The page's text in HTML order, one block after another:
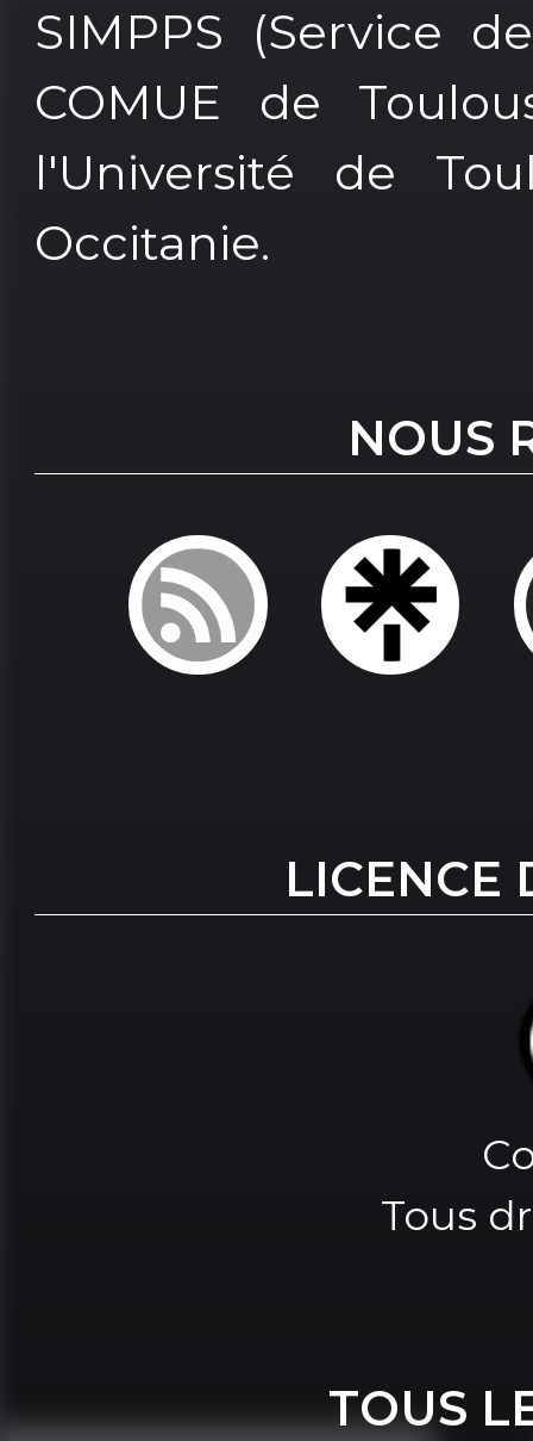
SIMPPS (Service
COMUE de
l'Université de
Occitanie.
NOUS
LICENCE
Tous
TOUS